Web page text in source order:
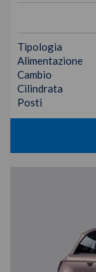
Tipologia
Alimentazione
Cambio
Cilindrata
Posti